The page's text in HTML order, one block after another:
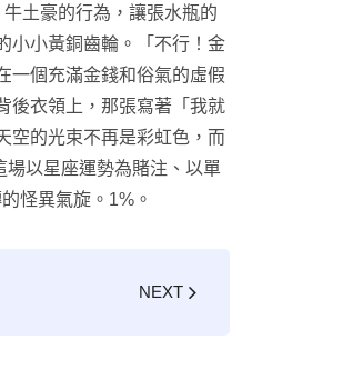
土豪的行為，讓張水瓶的
小小黃銅齒輪。「不行！金
一個充滿金錢和俗氣的虛假
後衣領上，那張寫著「我就
空的光束不再是彩虹色，而
以星座運勢為賭注、以單
怪異氣旋。1%。
NEXT